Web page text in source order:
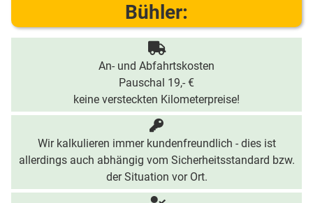
Bühler:
An- und Abfahrtskosten
Pauschal 19,- €
keine versteckten Kilometerpreise!
Wir kalkulieren immer kundenfreundlich - dies ist
allerdings auch abhängig vom Sicherheitsstandard bzw.
der Situation vor Ort.